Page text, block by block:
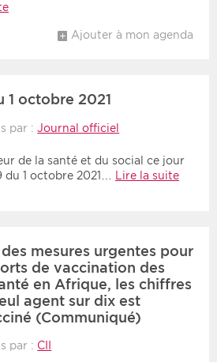
Ajouter à mon agenda
1 octobre 2021
par :Journal officiel
de la santé et du social ce jour
du 1 octobre 2021…
Lire la suite
mesures urgentes pour
de vaccination des
en Afrique, les chiffres
agent sur dix est
(Communiqué)
par : CII